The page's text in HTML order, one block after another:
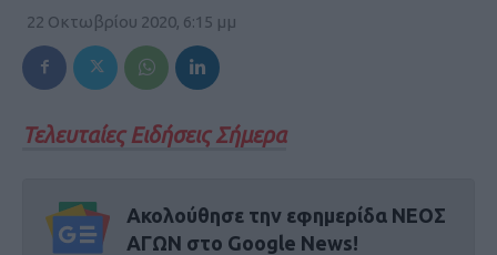
22 Οκτωβρίου 2020, 6:15 μμ
Τελευταίες Ειδήσεις Σήμερα
Ακολούθησε την εφημερίδα ΝΕΟΣ
ΑΓΩΝ στο Google News!